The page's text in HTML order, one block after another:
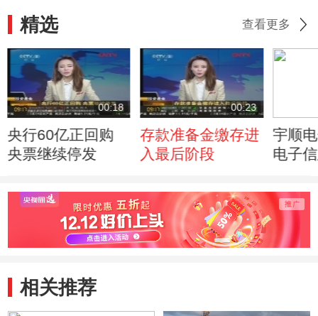
精选 查看更多
00:18
央行60亿正回购
央票继续停发
00:23
存款准备金缴存进
入最后阶段
宇顺
电子
相关推荐